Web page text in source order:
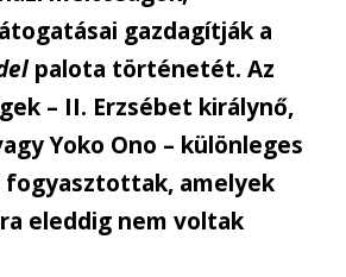
gazdagítják a
palota történetét. Az
– II. Erzsébet királynő,
Yoko Ono – különleges
amelyek
eleddig nem voltak